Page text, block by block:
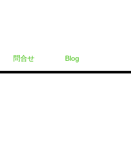
問合せ Blog